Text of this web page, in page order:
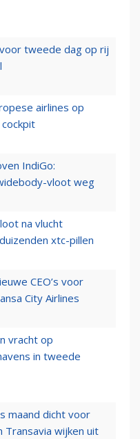
tweede dag op rij
airlines op
IndiGo:
vloot weg
na vlucht
xtc-pillen
CEO’s voor
City Airlines
vracht op
in tweede
maand dicht voor
Transavia wijken uit